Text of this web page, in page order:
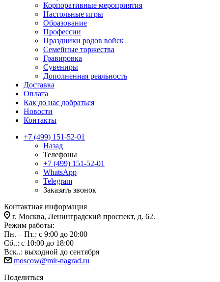
Корпоративные мероприятия
Настольные игры
Образование
Профессии
Праздники родов войск
Семейные торжества
Гравировка
Сувениры
Дополненная реальность
Доставка
Оплата
Как до нас добраться
Новости
Контакты
+7 (499) 151-52-01
Назад
Телефоны
+7 (499) 151-52-01
WhatsApp
Telegram
Заказать звонок
Контактная информация
г. Москва, Ленинградский проспект, д. 62.
Режим работы:
Пн. – Пт.: с 9:00 до 20:00
Сб..: с 10:00 до 18:00
Вск..: выходной до сентября
moscow@mir-nagrad.ru
Поделиться